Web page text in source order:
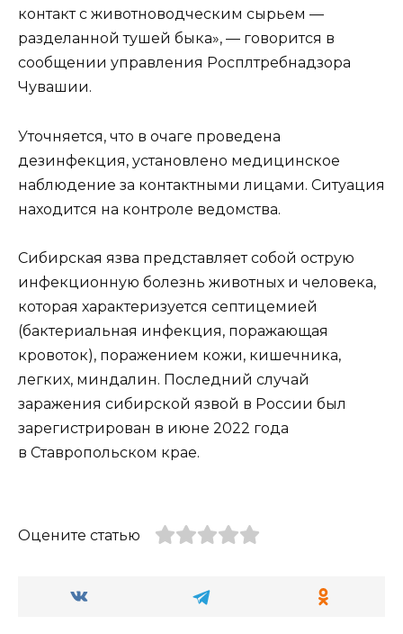
контакт с животноводческим сырьем —
разделанной тушей быка», — говорится в
сообщении управления Росплтребнадзора
Чувашии.
Уточняется, что в очаге проведена
дезинфекция, установлено медицинское
наблюдение за контактными лицами. Ситуация
находится на контроле ведомства.
Сибирская язва представляет собой острую
инфекционную болезнь животных и человека,
которая характеризуется септицемией
(бактериальная инфекция, поражающая
кровоток), поражением кожи, кишечника,
легких, миндалин. Последний случай
заражения сибирской язвой в России был
зарегистрирован в июне 2022 года
в Ставропольском крае.
Оцените статью